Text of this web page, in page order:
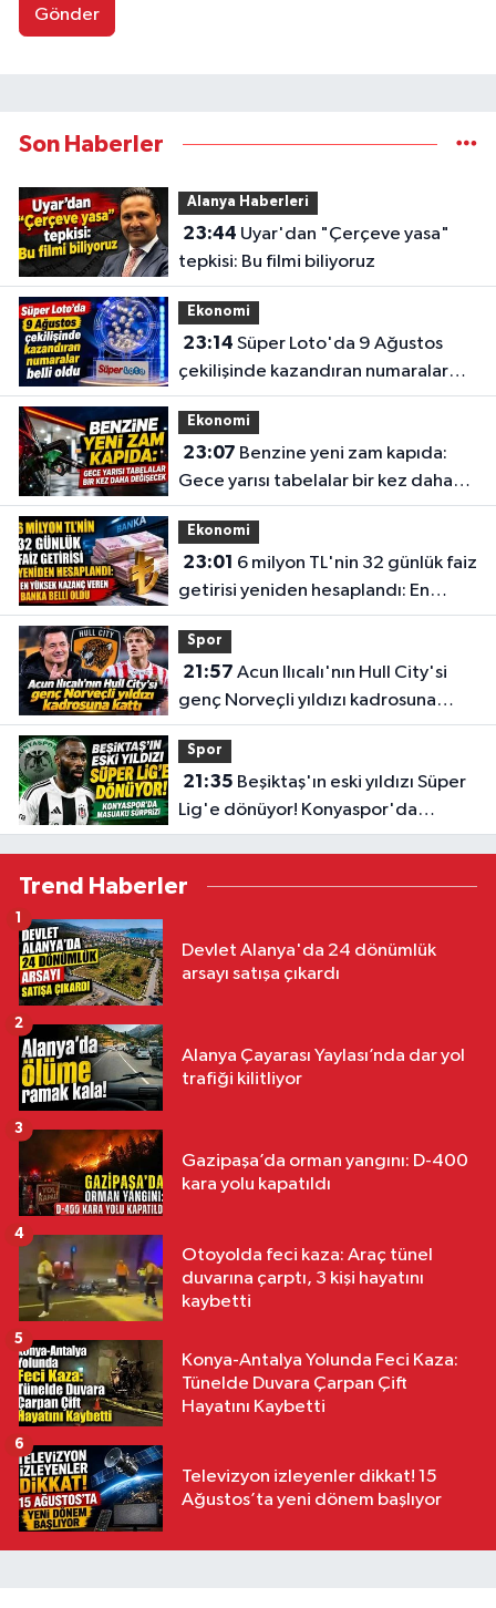
Gönder
Son Haberler
Alanya Haberleri
23:44
tepkisi: Bu filmi biliyoruz
Ekonomi
23:14
çekilişinde kazandıran numaralar
belli oldu
Ekonomi
23:07
Gece yarısı tabelalar bir kez daha
değişecek
Ekonomi
23:01
getirisi yeniden hesaplandı: En
yüksek kazanç veren banka belli
oldu
Spor
21:57
genç Norveçli yıldızı kadrosuna
kattı
Spor
21:35
Lig'e dönüyor! Konyaspor'da
Masuaku sürprizi
Trend Haberler
Devlet Alanya'da 24 dönümlük
arsayı satışa çıkardı
1
Alanya Çayarası Yaylası’nda dar yol
trafiği kilitliyor
2
Gazipaşa’da orman yangını: D-400
kara yolu kapatıldı
3
Otoyolda feci kaza: Araç tünel
duvarına çarptı, 3 kişi hayatını
kaybetti
4
Konya-Antalya Yolunda Feci Kaza:
Tünelde Duvara Çarpan Çift
Hayatını Kaybetti
5
Televizyon izleyenler dikkat! 15
Ağustos’ta yeni dönem başlıyor
6